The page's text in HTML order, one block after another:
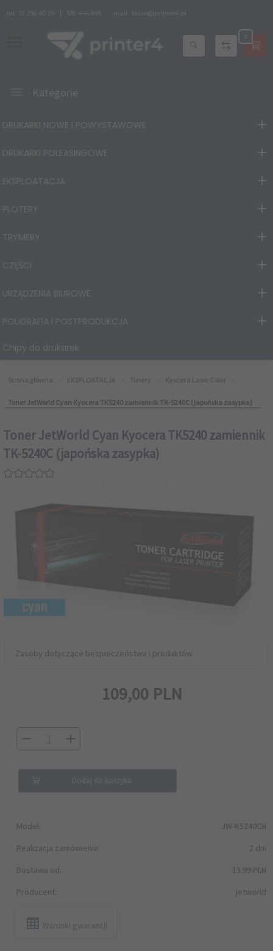
tel. 12 296 40 25 535 444 845 mail: biuro@printer4.pl
Kategorie
DRUKARKI NOWE I POWYSTAWOWE
DRUKARKI POLEASINGOWE
EKSPLOATACJA
PLOTERY
TRYMERY
CZĘŚCI
URZĄDZENIA BIUROWE
POLIGRAFIA I POSTPRODUKCJA
Chipy do drukarek
Strona główna EKSPLOATACJA Tonery Kyocera Laser Color
Toner JetWorld Cyan Kyocera TK5240 zamiennik TK-5240C (japońska zasypka)
Toner JetWorld Cyan Kyocera TK5240 zamiennik
TK-5240C (japońska zasypka)
Zasoby dotyczące bezpieczeństwa i produktów
Model:
JW-K5240CN
Realizacja zamówienia:
2 dni
Dostawa od:
13.99 PLN
Producent:
jetworld
Warunki gwarancji
109,00 PLN
Dodaj do koszyka